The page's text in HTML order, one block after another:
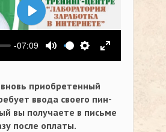
-07:09
Выключить звук
Настройки
На весь
Воспроизвести
приобретенный
ввода своего пин-
вы получаете в письме
после оплаты.